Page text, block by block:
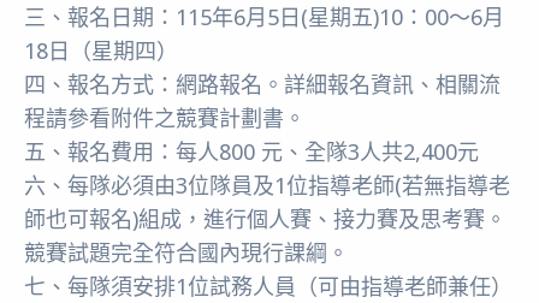
三、報名日期：115年6月5日(星期五)10：00～6月
18日（星期四）
四、報名方式：網路報名。詳細報名資訊、相關流
程請參看附件之競賽計劃書。
五、報名費用：每人800 元、全隊3人共2,400元
六、每隊必須由3位隊員及1位指導老師(若無指導老
師也可報名)組成，進行個人賽、接力賽及思考賽。
競賽試題完全符合國內現行課綱。
七、每隊須安排1位試務人員（可由指導老師兼任）